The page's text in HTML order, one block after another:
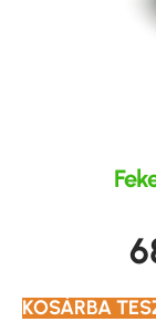
KOSÁRBA